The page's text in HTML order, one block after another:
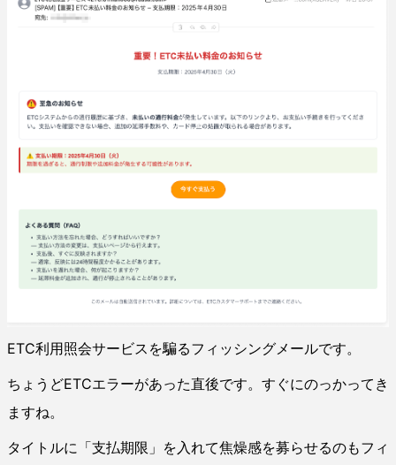
ETC利用照会サービスを騙るフィッシングメールです。
ちょうどETCエラーがあった直後です。すぐにのっかってき
ますね。
タイトルに「支払期限」を入れて焦燥感を募らせるのもフィ